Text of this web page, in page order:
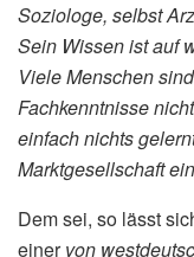
Soziologe, selbst
Sein Wissen ist auf
Viele Menschen
Fachkenntnisse
einfach nichts
Marktgesellschaft
Dem sei, so lässt
einervon